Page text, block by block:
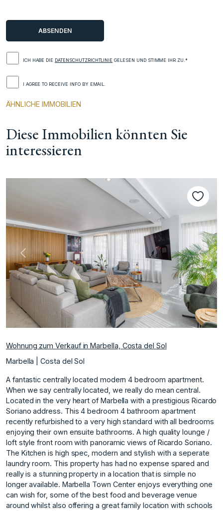
ICH HABE DIE DATENSCHUTZRICHTLINIE GELESEN UND STIMME IHR ZU.*
I AGREE TO RECEIVE INFO BY EMAIL.
ÄHNLICHE IMMOBILIEN
Diese Immobilien könnten Sie
interessieren
Vorherige
Wohnung zum Verkauf in Marbella, Costa del Sol
Marbella | Costa del Sol
A fantastic centrally located modern 4 bedroom apartment.
When we say centrally located, we really do mean central.
Located in the very heart of Marbella with a prestigious Ricardo
Soriano address. This 4 bedroom 4 bathroom apartment
recently refurbished to a very high standard with all bedrooms
enjoying their own ensuite bathrooms. A high quality lounge /
loft style front room with panoramic views of Ricardo Soriano.
The Kitchen is high spec, modern and stylish with a seperate
laundry room. This property has had no expense spared and
really is a stunning property in a location that is simple no
longer available. Marbella Town Center enjoys ‌everything ‌one
‌can ‌wish ‌for, some of ‌the ‌best food and ‌beverage ‌venue
‌around ‌whilst ‌also ‌offering a ‌great family ‌location with schools